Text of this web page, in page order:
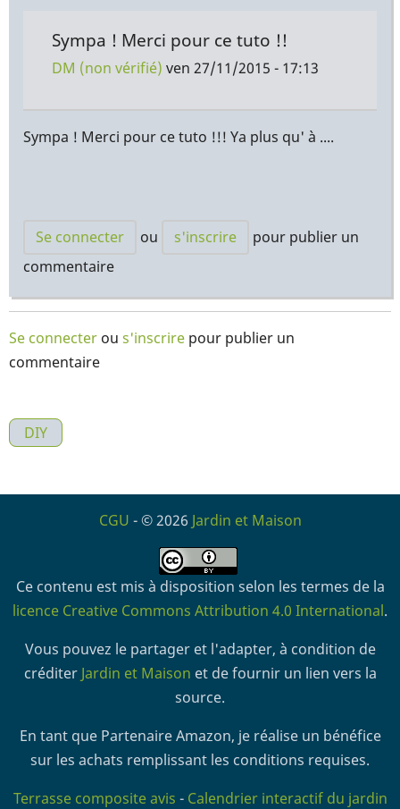
Sympa ! Merci pour ce tuto !!
DM (non vérifié) ven 27/11/2015 - 17:13
Sympa ! Merci pour ce tuto !!! Ya plus qu' à ....
Se connecter ou s'inscrire
pour publier un
commentaire
Se connecter ou s'inscrire pour publier un
commentaire
DIY
CGU - © 2026 Jardin et Maison
Ce contenu est mis à disposition selon les termes de la
licence Creative Commons Attribution 4.0 International.
Vous pouvez le partager et l'adapter, à condition de
créditer Jardin et Maison et de fournir un lien vers la
source.
En tant que Partenaire Amazon, je réalise un bénéfice
sur les achats remplissant les conditions requises.
Terrasse composite avis - Calendrier interactif du jardin